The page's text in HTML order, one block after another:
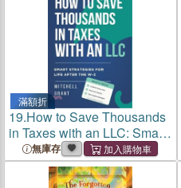
滿額折
19.How to Save Thousands
in Taxes with an LLC: Smart
Strategies for Life After the
W-2
無庫存